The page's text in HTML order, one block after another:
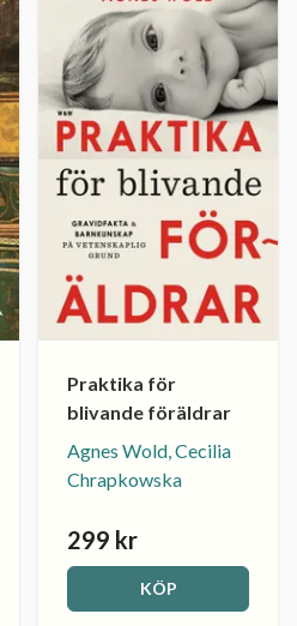
Praktika för
blivande föräldrar
Agnes Wold, Cecilia
Chrapkowska
299 kr
KÖP